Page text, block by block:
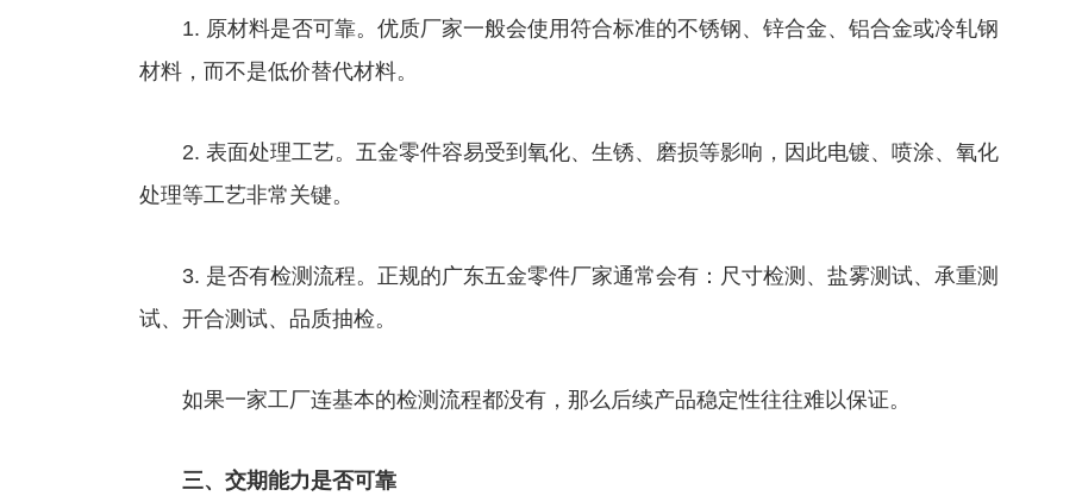
1. 原材料是否可靠。优质厂家一般会使用符合标准的不锈钢、锌合金、铝合金或冷轧钢
材料，而不是低价替代材料。
2. 表面处理工艺。五金零件容易受到氧化、生锈、磨损等影响，因此电镀、喷涂、氧化
处理等工艺非常关键。
3. 是否有检测流程。正规的广东五金零件厂家通常会有：尺寸检测、盐雾测试、承重测
试、开合测试、品质抽检。
如果一家工厂连基本的检测流程都没有，那么后续产品稳定性往往难以保证。
三、交期能力是否可靠